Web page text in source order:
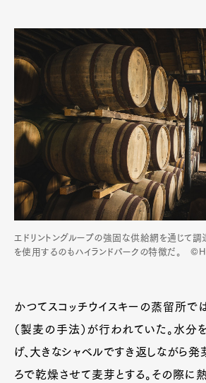
エドリントングループの強固な供給網を通じて調
を使用するのもハイランドパークの特徴だ。
かつてスコッチウイスキーの蒸留所で
（製麦の手法）が行われていた。水
げ、大きなシャベルですき返しながら発
ろで乾燥させて麦芽とする。その際に